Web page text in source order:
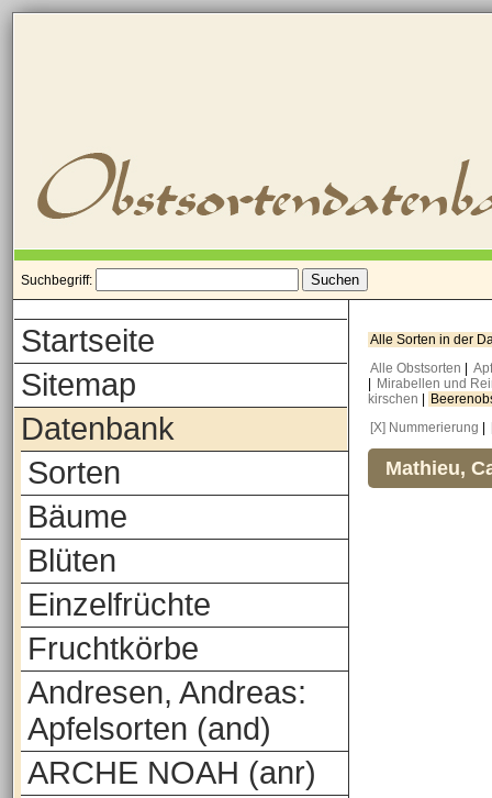
Suchbegriff:
Startseite
Sitemap
Datenbank
Sorten
Bäume
Blüten
Einzelfrüchte
Fruchtkörbe
Andresen, Andreas:
Apfelsorten (and)
ARCHE NOAH (anr)
Alle Sorten in der
Alle Obstsorten
Mirabellen und
kirschen
[X] Nummerierung
Mathieu,